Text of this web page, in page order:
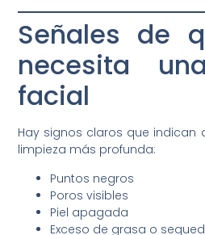
Señales de
necesita
facial
Hay signos claros que indican
limpieza más profunda:
Puntos negros
Poros visibles
Piel apagada
Exceso de grasa o